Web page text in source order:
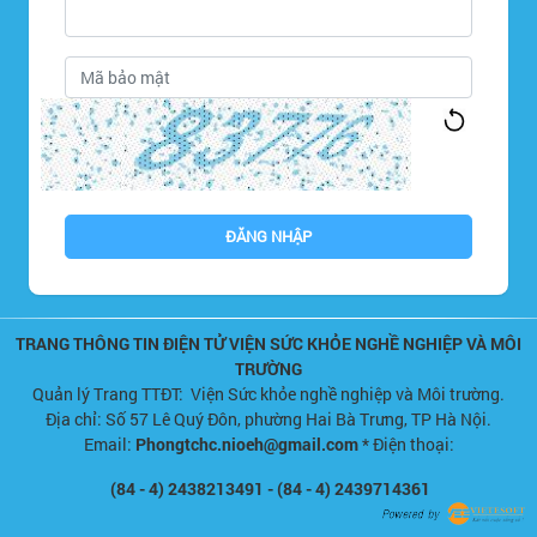
ĐĂNG NHẬP
TRANG THÔNG TIN ĐIỆN TỬ VIỆN SỨC KHỎE NGHỀ NGHIỆP VÀ MÔI
TRƯỜNG
Quản lý Trang TTĐT: Viện Sức khỏe nghề nghiệp và Môi trường.
Địa chỉ: Số 57 Lê Quý Đôn, phường Hai Bà Trưng, TP Hà Nội.
Email: Phongtchc.nioeh@gmail.com* Điện thoại:
(84 - 4) 2438213491 - (84 - 4) 2439714361